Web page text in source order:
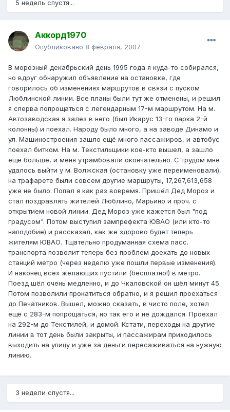
5 недель спустя...
Аккорд1970
Опубликовано 8 февраля, 2007
В морозный декабрьский день 1995 года я куда-то собирался,
но вдруг обнаружил объявление на остановке, где
говорилось об изменениях маршрутов в связи с пуском
Люблинской линии. Все планы были тут же отменены, и решил
я сперва попрощаться с легендарным 17-м маршрутом. На м.
Автозаводская я залез в него (был Икарус 13-го парка 2-й
колонны) и поехал. Народу было много, а на заводе Динамо и
ул. Машиностроения зашло ещё много пассажиров, и автобус
поехал битком. На м. Текстильщики кое-кто вышел, а зашло
ещё больше, и меня утрамбовали окончательно. С трудом мне
удалось выйти у м. Волжская (остановку уже переименовали),
на трафарете были совсем другие маршруты, 17,267,613,658
уже не было. Попал я как раз вовремя. Пришёл Дед Мороз и
стал поздравлять жителей Люблино, Марьино и проч. с
открытием новой линии. Дед Мороз уже кажется был "под
градусом". Потом выступил зампрефекта ЮВАО (или кто-то
наподобие) и рассказал, как же здорово будет теперь
жителям ЮВАО. Тщательно продуманная схема пасс.
транспорта позволит теперь без проблем доехать до новых
станций метро (через неделю уже пошли первые изменения).
И наконец всех желающих пустили (бесплатно!) в метро.
Поезд шёл очень медленно, и до Чкаловской он шёл минут 45.
Потом позволили прокатиться обратно, и я решил проехаться
до Печатников. Вышел, можно сказать, в чисто поле, хотел
ещё с 283-м попрощаться, но так его и не дождался. Проехал
на 292-м до Текстилей, и домой. Кстати, переходы на другие
линии в тот день были закрыты, и пассажирам приходилось
выходить на улицу и уже за деньги пересаживаться на нужную
линию.
3 недели спустя...